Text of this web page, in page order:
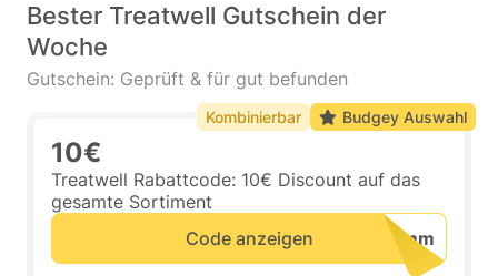
Bester Treatwell Gutschein der
Woche
Gutschein: Geprüft & für gut befunden
10€
Treatwell Rabattcode: 10€ Discount auf das
gesamte Sortiment
Code anzeigen
Kombinierbar Budgey Auswahl